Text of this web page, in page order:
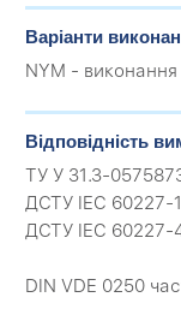
Варіанти
NYM - виконання
Відповідність
ТУ У 31.3-
ДСТУ IEC 60227-
ДСТУ IEC 60227-
DIN VDE 0250